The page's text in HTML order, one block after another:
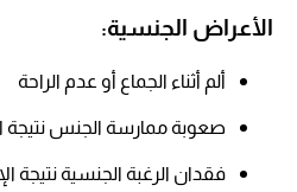
الأعراض الجنسية:
ألم أثناء الجماع أو عدم الراحة​
صعوبة ممارسة الجنس نتيجة
فقدان الرغبة الجنسية نتيجة